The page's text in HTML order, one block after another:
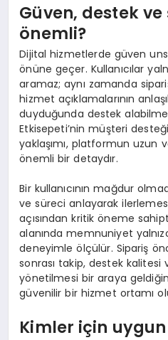
Güven, destek
önemli?
Dijital hizmetlerde güven
önüne geçer. Kullanıcılar
aramaz; aynı zamanda
hizmet açıklamalarının
duyduğunda destek
Etkisepeti’nin müşteri
yaklaşımı, platformun uzun
önemli bir detaydır.
Bir kullanıcının mağdur
ve süreci anlayarak
açısından kritik öneme
alanında memnuniyet
deneyimle ölçülür. Sipariş
sonrası takip, destek
yönetilmesi bir araya
güvenilir bir hizmet ortamı
Kimler için